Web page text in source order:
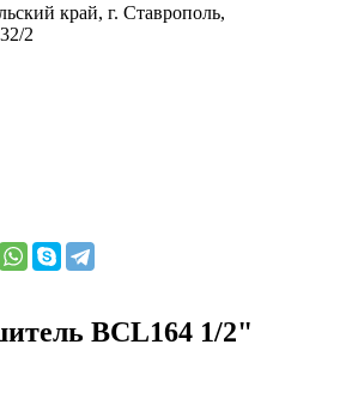
край, г. Ставрополь,
2
BCL164 1/2"